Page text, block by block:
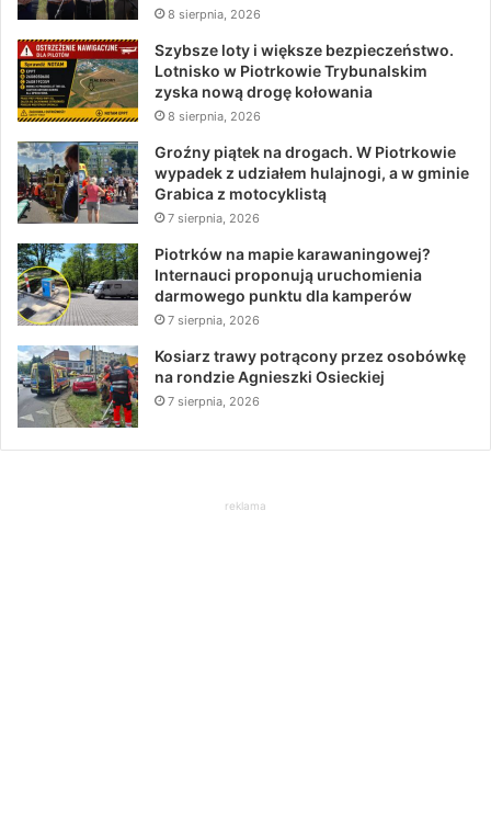
8 sierpnia, 2026
Szybsze loty i większe bezpieczeństwo.
Lotnisko w Piotrkowie Trybunalskim
zyska nową drogę kołowania
8 sierpnia, 2026
Groźny piątek na drogach. W Piotrkowie
wypadek z udziałem hulajnogi, a w gminie
Grabica z motocyklistą
7 sierpnia, 2026
Piotrków na mapie karawaningowej?
Internauci proponują uruchomienia
darmowego punktu dla kamperów
7 sierpnia, 2026
Kosiarz trawy potrącony przez osobówkę
na rondzie Agnieszki Osieckiej
7 sierpnia, 2026
reklama